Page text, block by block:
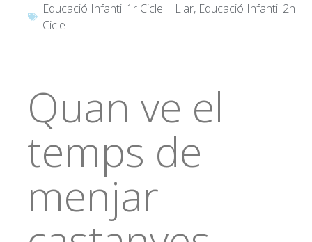
Educació Infantil 1r Cicle | Llar, Educació Infantil 2n
Cicle
Quan ve el
temps de
menjar